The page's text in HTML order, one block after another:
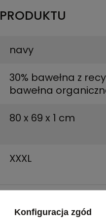
navy
30% bawełna z
bawełna
80 x 69 x 1 cm
XXXL
Konfiguracja zgód